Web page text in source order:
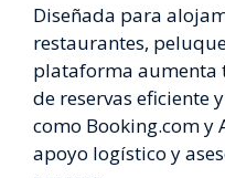
Diseñada para
restaurantes,
plataforma aumenta
de reservas eficiente
como Booking.com y
apoyo logístico y